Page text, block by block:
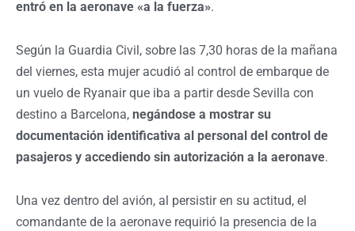
entró en la aeronave «a la fuerza».
Según la Guardia Civil, sobre las 7,30 horas de la mañana
del viernes, esta mujer acudió al control de embarque de
un vuelo de Ryanair que iba a partir desde Sevilla con
destino a Barcelona, negándose a mostrar su
documentación identificativa al personal del control de
pasajeros y accediendo sin autorización a la aeronave.
Una vez dentro del avión, al persistir en su actitud, el
comandante de la aeronave requirió la presencia de la